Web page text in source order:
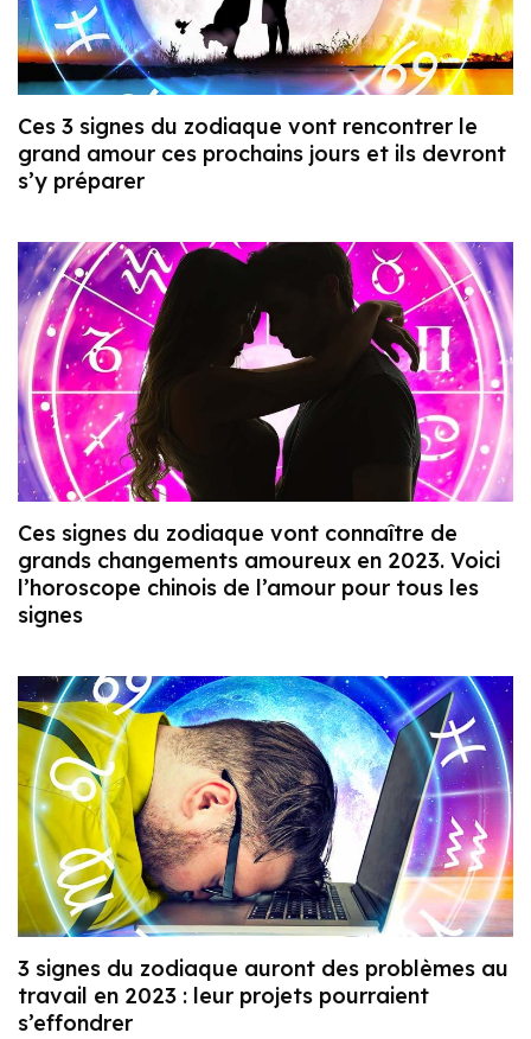
Ces 3 signes du zodiaque vont rencontrer le
grand amour ces prochains jours et ils devront
s’y préparer
Ces signes du zodiaque vont connaître de
grands changements amoureux en 2023. Voici
l’horoscope chinois de l’amour pour tous les
signes
3 signes du zodiaque auront des problèmes au
travail en 2023 : leur projets pourraient
s’effondrer